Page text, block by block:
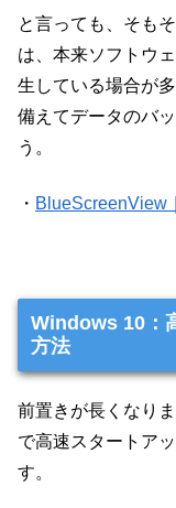
と言っても、そも
は、本来ソフトウ
生している場合が
備えてデータのバ
う。
・ BlueScreenView
Windows 10：
方法
前置きが長くなり
で高速スタートア
す。